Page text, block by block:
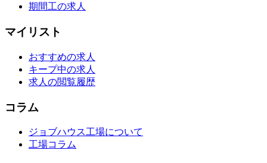
期間工の求人
マイリスト
おすすめの求人
キープ中の求人
求人の閲覧履歴
コラム
ジョブハウス工場について
工場コラム